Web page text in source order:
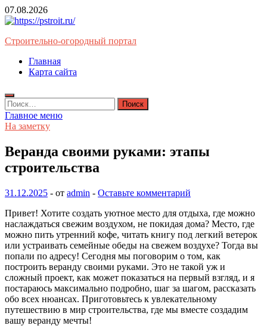
Перейти
к
07.08.2026
Строительно-огородный портал
Главная
Карта сайта
Найти:
Главное меню
На заметку
Веранда своими руками: этапы
строительства
31.12.2025 - от admin - Оставьте комментарий
Привет! Хотите создать уютное место для отдыха, где можно
наслаждаться свежим воздухом, не покидая дома? Место, где
можно пить утренний кофе, читать книгу под легкий ветерок
или устраивать семейные обеды на свежем воздухе? Тогда вы
попали по адресу! Сегодня мы поговорим о том, как
построить веранду своими руками. Это не такой уж и
сложный проект, как может показаться на первый взгляд, и я
постараюсь максимально подробно, шаг за шагом, рассказать
обо всех нюансах. Приготовьтесь к увлекательному
путешествию в мир строительства, где мы вместе создадим
вашу веранду мечты!